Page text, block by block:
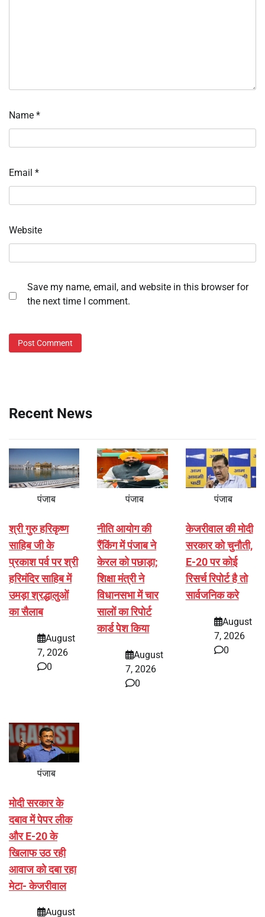
Name *
Email *
Website
Save my name, email, and website in this browser for
the next time I comment.
Recent News
पंजाब
श्री गुरु हरिकृष्ण
साहिब जी के
प्रकाश पर्व पर श्री
हरिमंदिर साहिब में
उमड़ा श्रद्धालुओं
का सैलाब
August
7, 2026
0
पंजाब
नीति आयोग की
रैंकिंग में पंजाब ने
केरल को पछाड़ा;
शिक्षा मंत्री ने
विधानसभा में चार
सालों का रिपोर्ट
कार्ड पेश किया
August
7, 2026
0
पंजाब
केजरीवाल की मोदी
सरकार को चुनौती,
E-20 पर कोई
रिसर्च रिपोर्ट है तो
सार्वजनिक करे
August
7, 2026
0
पंजाब
मोदी सरकार के
दबाव में पेपर लीक
और E-20 के
खिलाफ उठ रही
आवाज को दबा रहा
मेटा- केजरीवाल
August